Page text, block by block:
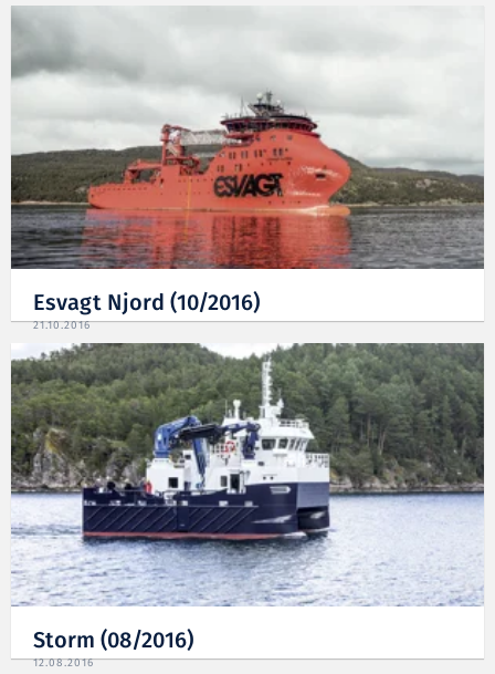
Esvagt Njord (10/2016)
21.10.2016
Storm (08/2016)
12.08.2016